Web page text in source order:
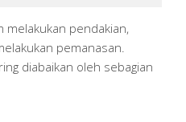
pendakian,
pemanasan.
diabaikan oleh sebagian